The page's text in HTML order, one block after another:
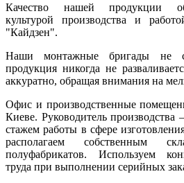
Качество нашей продукции
культурой производства и
"Кайдзен".
Наши монтажные бригады не
продукция никогда не
аккуратно, обращая внимания на
Офис и производственные
Киеве. Руководитель производства
стажем работы в сфере
располагаем собственным
полуфабрикатов. Используем
труда при выполнении серийных